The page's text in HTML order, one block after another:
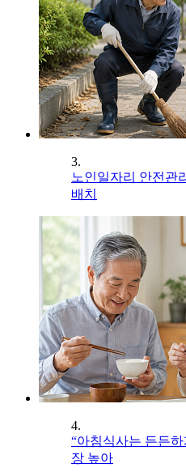
3.
노인일자리 안전관
배치
4.
“아침식사는 든든
장 높아